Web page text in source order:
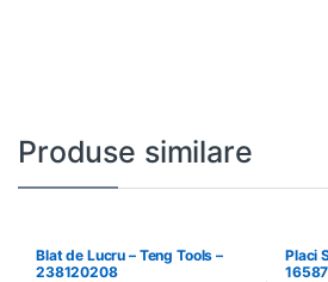
Produse similare
Blat de Lucru – Teng Tools –
238120208
Placi